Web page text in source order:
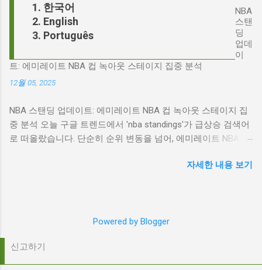
점에서 다니엘 데이 루이스의 이름이 등장하는
것은 결코 우연이 아닙니다. 그는 '메소드 연
기'의 극한을 보여주는 배우로서, 맡는 역할마다
완벽하게 몰입하여 실제 인물과 구분이 어려울
정도의 연기를 선보였습니다. <나의 왼발>에서
들이 어떻게 얽혀있는 것일까요? 최대100%세일
오늘의 특가 'Signalgate' 스캔들: 피트 헤게세스
의 그림자 먼저 'Signalgate' 스캔들의 핵심 인물
인 피트 헤게세스부터 살펴봐야 합니다. 최근 공
개된 국방부 감사 보고서에 따르면, 헤게세스는
스의 행위가 윤리적으로 심각한 문제를 야기하
며, 군의 명예를 훼손할 수 있다고 지적합니다.
Photo by Samuel Regan-Asante on Unsplash
제는 여기서 끝나지 않았습니다. 스캔들이 터진
지 내용은 정확히 알려지지 않았지만, 그의 ...
한국어
English
Português
NBA
스탠
딩
업데
이
트: 에미레이트 NBA 컵 녹아웃 스테이지 집중 분석
12월 05, 2025
NBA 스탠딩 업데이트: 에미레이트 NBA 컵 녹아웃 스테이지 집
중 분석 오늘 구글 트렌드에서 'nba standings'가 급상승 검색어
로 떠올랐습니다. 단순히 순위 변동을 넘어, 에미레이트 NBA 컵
받고 있습니다. 이번 포스팅에서는 NBA 컵 녹아웃 스테이지 관
들의 기대감을 고조시키고 있습니다. "Emirates NBA Cup
tips off"라는 제목의 기사는 녹아웃 스테이지를 앞두고 알아야
할 모든 것을 담고 있습니다. 싱글 엘리미네이션 방식으로 진행
자세한 내용 보기
Powered by Blogger
신고하기